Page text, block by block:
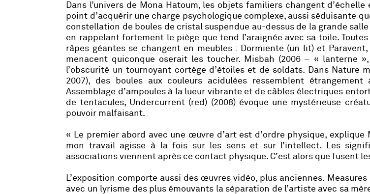
Dans l’univers de Mona Hatoum, les objets familiers changent
point d’acquérir une charge psychologique complexe, aussi séduisante
constellation de boules de cristal suspendue au-dessus de la grande salle
en rappelant fortement le piège que tend l’araignée avec sa toile.
râpes géantes se changent en meubles :
Dormiente (un lit) et
menacent quiconque oserait les toucher.
Misbah (2006 – « lanterne
l’obscurité un tournoyant cortège d’étoiles et de soldats. Dans Nature
2007), des boules aux couleurs acidulées ressemblent
Assemblage d’ampoules à la lueur vibrante et de câbles électriques
de tentacules, Undercurrent(red) (2008) évoque une mystérieuse
pouvoir malfaisant.
« Le premier abord avec une œuvre d’art est d’ordre physique, explique
mon travail agisse à la fois sur les sens et sur l’intellect. Les
associations viennent après ce contact physique. C’est alors que fusent
L’exposition comporte aussi des œuvres vidéo, plus anciennes.
avec un lyrisme des plus émouvants la séparation de l’artiste avec sa